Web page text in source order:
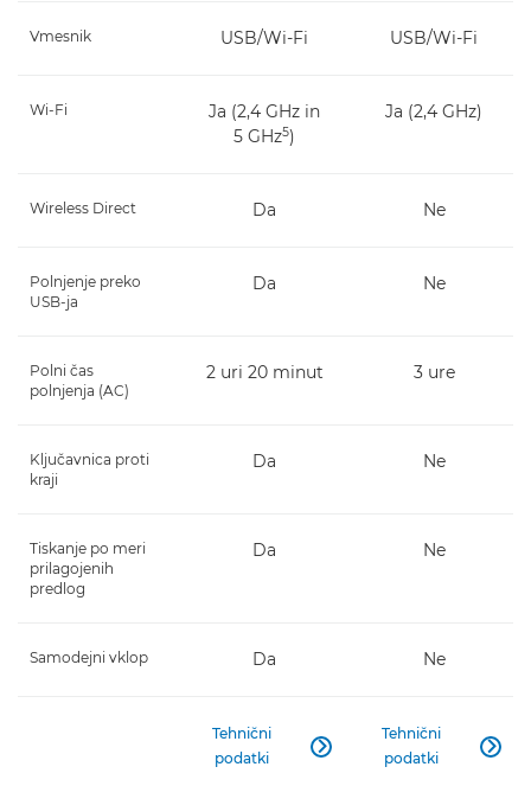
Vmesnik USB/Wi-Fi USB/Wi-Fi
Wi-Fi
Ja (2,4 GHz in
5 GHz5)
Ja (2,4 GHz)
Wireless Direct Da Ne
Polnjenje preko
USB-ja
Da Ne
Polni čas
polnjenja (AC)
2 uri 20 minut 3 ure
Ključavnica proti
kraji
Da Ne
Tiskanje po meri
prilagojenih
predlog
Da Ne
Samodejni vklop Da Ne
Tehnični
podatki

Tehnični
podatki
